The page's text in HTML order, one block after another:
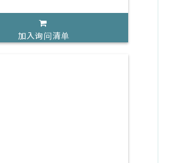
加入询问清单